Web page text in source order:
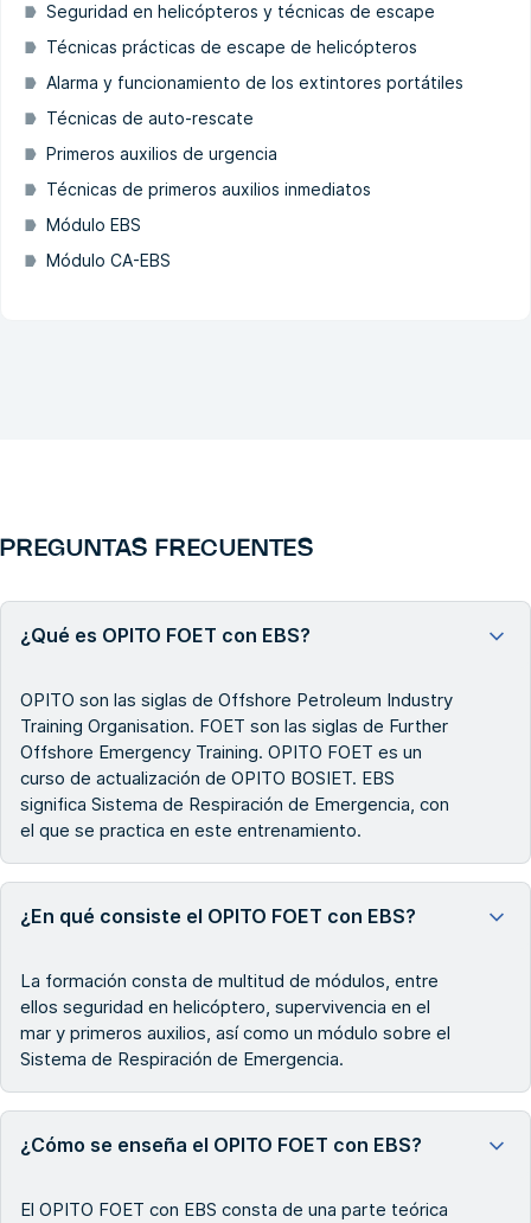
Seguridad en helicópteros y técnicas de escape
Técnicas prácticas de escape de helicópteros
Alarma y funcionamiento de los extintores portátiles
Técnicas de auto-rescate
Primeros auxilios de urgencia
Técnicas de primeros auxilios inmediatos
Módulo EBS
Módulo CA-EBS
PREGUNTAS FRECUENTES
¿Qué es OPITO FOET con EBS?
OPITO son las siglas de Offshore Petroleum Industry
Training Organisation. FOET son las siglas de Further
Offshore Emergency Training. OPITO FOET es un
curso de actualización de OPITO BOSIET. EBS
significa Sistema de Respiración de Emergencia, con
el que se practica en este entrenamiento.
¿En qué consiste el OPITO FOET con EBS?
La formación consta de multitud de módulos, entre
ellos seguridad en helicóptero, supervivencia en el
mar y primeros auxilios, así como un módulo sobre el
Sistema de Respiración de Emergencia.
¿Cómo se enseña el OPITO FOET con EBS?
El OPITO FOET con EBS consta de una parte teórica